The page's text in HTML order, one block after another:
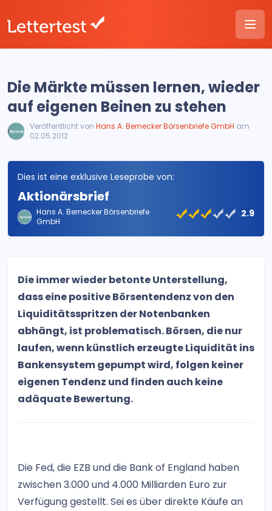
Die Märkte müssen lernen, wieder
auf eigenen Beinen zu stehen
Veröffentlicht vonHans A. Bernecker Börsenbriefe GmbH am
02.05.2012
Dies ist eine exklusive Leseprobe von:
Aktionärsbrief
Hans A. Bernecker Börsenbriefe
GmbH
2.9
Die immer wieder betonte Unterstellung,
dass eine positive Börsentendenz von den
Liquiditätsspritzen der Notenbanken
abhängt, ist problematisch. Börsen, die nur
laufen, wenn künstlich erzeugte Liquidität ins
Bankensystem gepumpt wird, folgen keiner
eigenen Tendenz und finden auch keine
adäquate Bewertung.
Die Fed, die EZB und die Bank of England haben
zwischen 3.000 und 4.000 Milliarden Euro zur
Verfügung gestellt. Sei es über direkte Käufe an